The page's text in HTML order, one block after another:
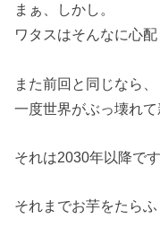
まぁ、しかし。
ワタスはそんなに心配
また前回と同じなら、
一度世界がぶっ壊れて
それは2030年以降です
それまでお芋をたら